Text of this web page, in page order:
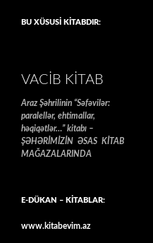
BU XÜSUSİ KİTABDIR:
VACIB KITAB
Araz Şəhrilinin “Səfəvilər:
paralellər, ehtimallar,
həqiqətlər…” kitabı –
ŞƏHƏRİMİZİN ƏSAS KİTAB
MAĞAZALARINDA
E-DÜKAN – KİTABLAR:
www.kitabevim.az